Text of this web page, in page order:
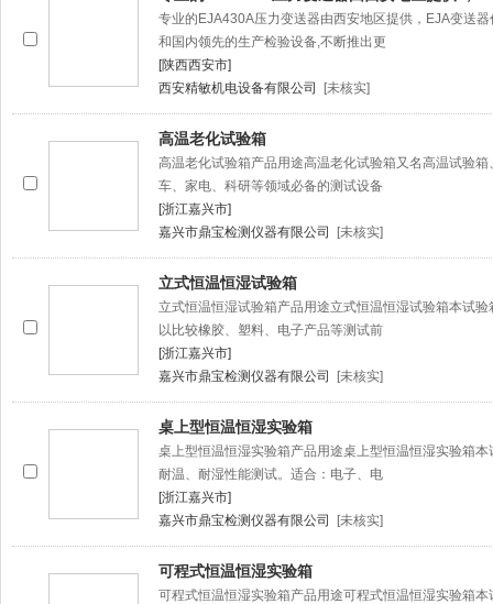
专业的EJA430A压力变送器由西安地区提供，EJA变送
和国内领先的生产检验设备,不断推出更
[陕西西安市]
西安精敏机电设备有限公司
[未核实]
高温老化试验箱
高温老化试验箱产品用途高温老化试验箱又名高温试验
车、家电、科研等领域必备的测试设备
[浙江嘉兴市]
嘉兴市鼎宝检测仪器有限公司
[未核实]
立式恒温恒湿试验箱
立式恒温恒湿试验箱产品用途立式恒温恒湿试验箱本试
以比较橡胶、塑料、电子产品等测试前
[浙江嘉兴市]
嘉兴市鼎宝检测仪器有限公司
[未核实]
桌上型恒温恒湿实验箱
桌上型恒温恒湿实验箱产品用途桌上型恒温恒湿实验箱
耐温、耐湿性能测试。适合：电子、电
[浙江嘉兴市]
嘉兴市鼎宝检测仪器有限公司
[未核实]
可程式恒温恒湿实验箱
可程式恒温恒湿实验箱产品用途可程式恒温恒湿实验箱